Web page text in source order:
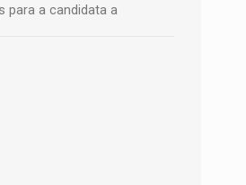
para a candidata a